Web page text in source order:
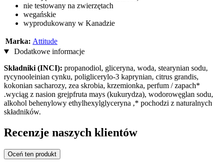
nie testowany na zwierzętach
wegańskie
wyprodukowany w Kanadzie
Marka: Attitude
Dodatkowe informacje
Składniki (INCI): propanodiol, gliceryna, woda, stearynian sodu,
rycynooleinian cynku, poliglicerylo-3 kaprynian, citrus grandis,
kokonian sacharozy, zea skrobia, krzemionka, perfum / zapach*
.wyciąg z nasion grejpfruta mays (kukurydza), wodorowęglan sodu,
alkohol behenylowy ethylhexylglyceryna ,* pochodzi z naturalnych
składników.
Recenzje naszych klientów
Oceń ten produkt